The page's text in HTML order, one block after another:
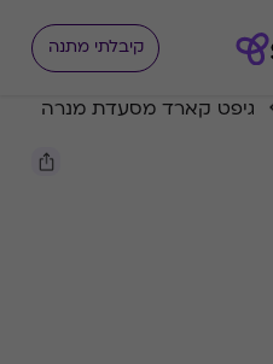
קיבלתי מתנה
גיפט קארד מסעדת מנרה